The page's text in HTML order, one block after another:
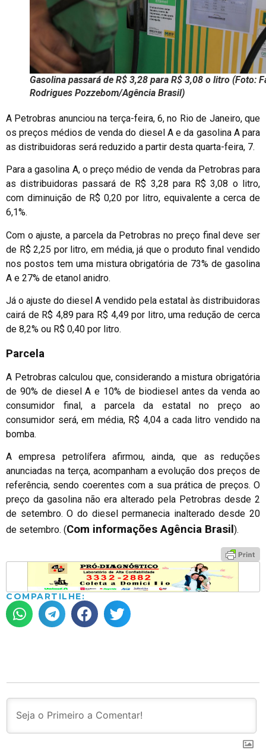
Gasolina passará de R$ 3,28 para R$ 3,08 o litro (Foto:
Rodrigues Pozzebom/Agência Brasil)
A Petrobras anunciou na terça-feira, 6, no Rio de Janeiro, que
os preços médios de venda do diesel A e da gasolina A para
as distribuidoras será reduzido a partir desta quarta-feira, 7.
Para a gasolina A, o preço médio de venda da Petrobras para
as distribuidoras passará de R$ 3,28 para R$ 3,08 o litro,
com diminuição de R$ 0,20 por litro, equivalente a cerca de
6,1%.
Com o ajuste, a parcela da Petrobras no preço final deve ser
de R$ 2,25 por litro, em média, já que o produto final vendido
nos postos tem uma mistura obrigatória de 73% de gasolina
A e 27% de etanol anidro.
Já o ajuste do diesel A vendido pela estatal às distribuidoras
cairá de R$ 4,89 para R$ 4,49 por litro, uma redução de cerca
de 8,2% ou R$ 0,40 por litro.
Parcela
A Petrobras calculou que, considerando a mistura obrigatória
de 90% de diesel A e 10% de biodiesel antes da venda ao
consumidor final, a parcela da estatal no preço ao
consumidor será, em média, R$ 4,04 a cada litro vendido na
bomba.
A empresa petrolífera afirmou, ainda, que as reduções
anunciadas na terça, acompanham a evolução dos preços de
referência, sendo coerentes com a sua prática de preços. O
preço da gasolina não era alterado pela Petrobras desde 2
de setembro. O do diesel permanecia inalterado desde 20
de setembro. (Com informações Agência Brasil).
COMPARTILHE: